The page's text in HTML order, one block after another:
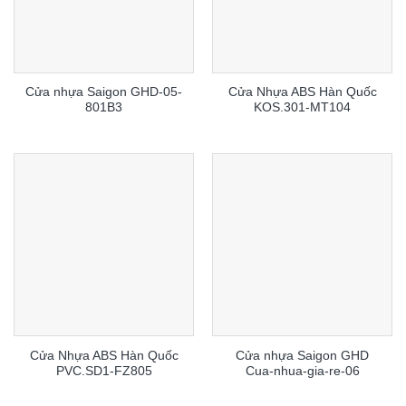
Cửa nhựa Saigon GHD-05-
801B3
Cửa Nhựa ABS Hàn Quốc
KOS.301-MT104
Cửa Nhựa ABS Hàn Quốc
PVC.SD1-FZ805
Cửa nhựa Saigon GHD
Cua-nhua-gia-re-06